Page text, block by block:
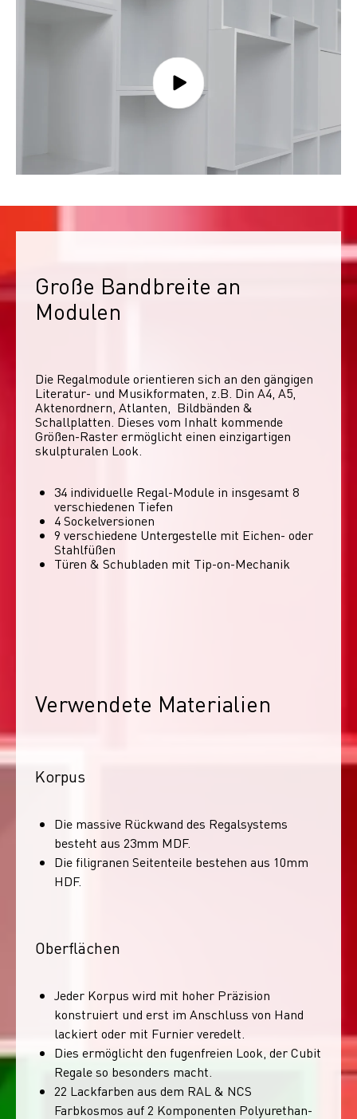
Große Bandbreite an
Modulen
Die Regalmodule orientieren sich an den gängigen
Literatur- und Musikformaten, z.B. Din A4, A5,
Aktenordnern, Atlanten,  Bildbänden &
Schallplatten. Dieses vom Inhalt kommende
Größen-Raster ermöglicht einen einzigartigen
skulpturalen Look.
34 individuelle Regal-Module​ in insgesamt 8
verschiedenen Tiefen
4 Sockelversionen​
9 verschiedene Untergestelle mit Eichen- oder
Stahlfüßen
Türen & Schubladen mit Tip-on-Mechanik
Verwendete Materialien
Korpus
Die massive Rückwand des Regalsystems
besteht aus 23mm MDF.
Die filigranen Seitenteile bestehen aus 10mm
HDF.
Oberflächen
Jeder Korpus wird mit hoher Präzision
konstruiert und erst im Anschluss von Hand
lackiert oder mit Furnier veredelt.
Dies ermöglicht den fugenfreien Look, der Cubit
Regale so besonders macht.
22 Lackfarben aus dem RAL & NCS
Farbkosmos auf 2 Komponenten Polyurethan-